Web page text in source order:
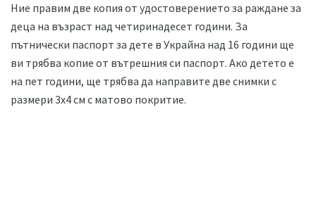
Ние правим две копия от удостоверението за раждане за
деца на възраст над четиринадесет години. За
пътнически паспорт за дете в Украйна над 16 години ще
ви трябва копие от вътрешния си паспорт. Ако детето е
на пет години, ще трябва да направите две снимки с
размери 3х4 см с матово покритие.